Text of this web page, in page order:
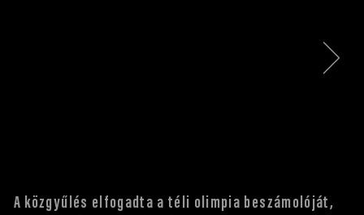
A közgyűlés elfogadta a téli olimpia beszámolóját,